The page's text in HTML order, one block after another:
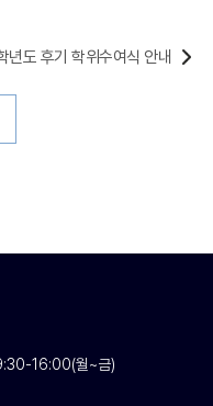
년도 후기 학위수여식 안내
16:00(월~금)